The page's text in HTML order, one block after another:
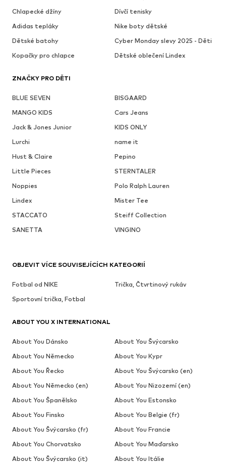
Chlapecké džíny
Dívčí tenisky
Adidas tepláky
Nike boty dětské
Dětské batohy
Cyber Monday slevy 2025 - Děti
Kopačky pro chlapce
Dětské oblečení Lindex
ZNAČKY PRO DĚTI
BLUE SEVEN
BISGAARD
MANGO KIDS
Cars Jeans
Jack & Jones Junior
KIDS ONLY
Lurchi
name it
Hust & Claire
Pepino
Little Pieces
STERNTALER
Noppies
Polo Ralph Lauren
Lindex
Mister Tee
STACCATO
Steiff Collection
SANETTA
VINGINO
OBJEVIT VÍCE SOUVISEJÍCÍCH KATEGORIÍ
Fotbal od NIKE
Trička, Čtvrtinový rukáv
Sportovní trička, Fotbal
ABOUT YOU X INTERNATIONAL
About You Dánsko
About You Švýcarsko
About You Německo
About You Kypr
About You Řecko
About You Švýcarsko (en)
About You Německo (en)
About You Nizozemí (en)
About You Španělsko
About You Estonsko
About You Finsko
About You Belgie (fr)
About You Švýcarsko (fr)
About You Francie
About You Chorvatsko
About You Maďarsko
About You Švýcarsko (it)
About You Itálie